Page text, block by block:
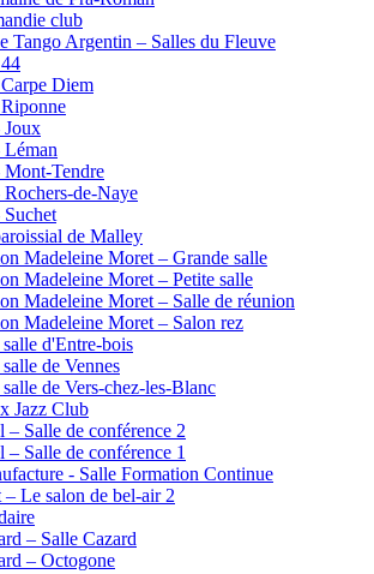
club
Tango Argentin – Salles du Fleuve
Diem
Joux
Mont-Tendre
de-Naye
de Malley
Madeleine Moret – Grande salle
Madeleine Moret – Petite salle
Madeleine Moret – Salle de réunion
Madeleine Moret – Salon rez
d'Entre-bois
de Vennes
de Vers-chez-les-Blanc
Jazz Club
– Salle de conférence 2
– Salle de conférence 1
- Salle Formation Continue
– Le salon de bel-air 2
– Salle Cazard
– Octogone